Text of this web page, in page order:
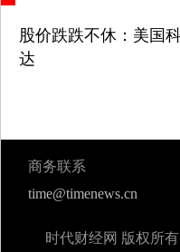
股价跌跌不休：美国
达
商务联系
time@timenews.cn
时代财经网 版权所